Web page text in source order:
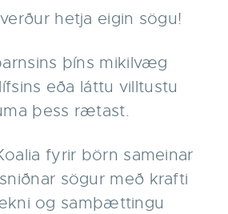
hetja eigin sögu!
þíns mikilvæg
eða láttu villtustu
þess rætast.
fyrir börn sameinar
sögur með krafti
og samþættingu